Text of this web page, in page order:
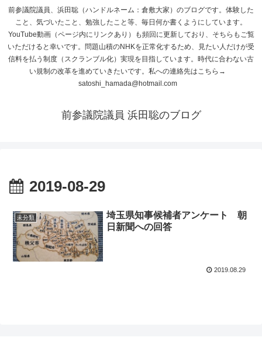
前参議院議員、浜田聡（ハンドルネーム：倉敷大家）のブログです。体験した
こと、気づいたこと、勉強したこと等、毎日何か書くようにしています。
YouTube動画（ページ内にリンクあり）も頻回に更新しており、そちらもご覧
いただけると幸いです。問題山積のNHKを正常化するため、見たい人だけが受
信料を払う制度（スクランブル化）実現を目指しています。時代に合わない古
い規制の改革を進めていきたいです。私への連絡先はこちら→
satoshi_hamada@hotmail.com
前参議院議員 浜田聡のブログ
2019-08-29
未分類
埼玉県知事候補者アンケート 朝
日新聞への回答
2019.08.29